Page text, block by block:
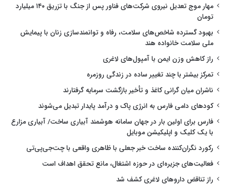
مهار موج تعدیل نیروی شرکت‌های فناور پس از جنگ با تزریق ۱۴۰ میلیارد
تومان
بهبود گسترده شاخص‌های سلامت، رفاه و توانمندسازی زنان با پیمایش
ملی سلامت خانواده هند
راز کاهش وزن ایمن با آمپول‌های لاغری
تمرکز بیشتر با چند تغییر ساده در زندگی روزمره
ناشران میان گرانی کاغذ و تأخیر بازگشت سرمایه گرفتارند
کودهای دامی فارس به انرژی پاک و درآمد پایدار تبدیل می‌شوند
فارس برای اولین بار در جهان سامانه هوشمند آبیاری ساخت/ آبیاری مزارع
با یک کلیک و اپلیکیشن موبایل
رکورد نگران‌کننده ساخت خبر جعلی با ظاهری واقعی با چت‌جی‌پی‌تی
فعالیت‌های جزیره‌ای در حوزه اشتغال، مانع تحقق اهداف است
راز تناقض داروهای لاغری کشف شد